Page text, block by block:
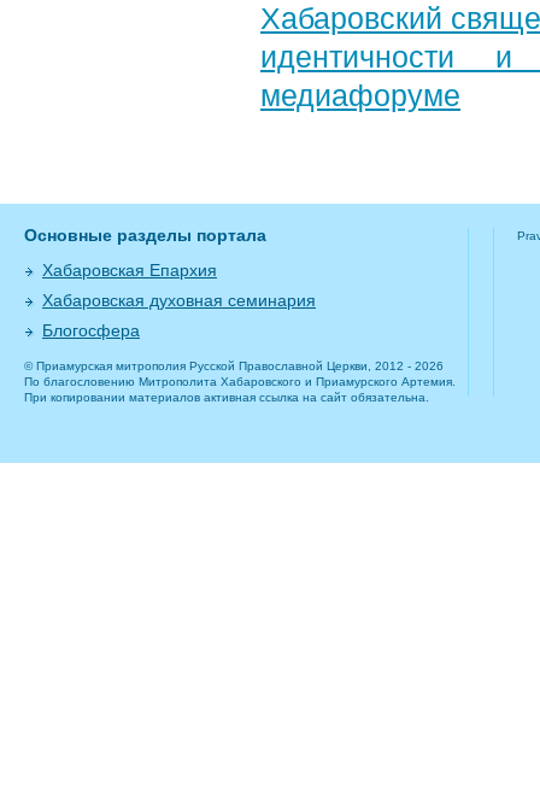
Хабаровский
идентичности
медиафоруме
Основные разделы портала
Хабаровская Епархия
Хабаровская духовная семинария
Блогосфера
© Приамурская митрополия Русской Православной Церкви, 2012 - 2026
По благословению Митрополита Хабаровского и Приамурского Артемия.
При копировании материалов активная ссылка на сайт обязательна.